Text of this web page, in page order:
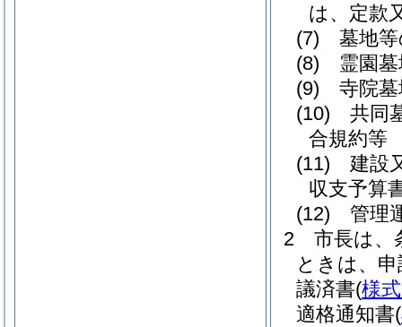
は、定款
(7)
墓地
(8)
霊園
(9)
寺院
(10)
共同
合規約等
(11)
建設
収支予算
(12)
管理
2
市長は、
ときは、
議済書(様
適格通知書(